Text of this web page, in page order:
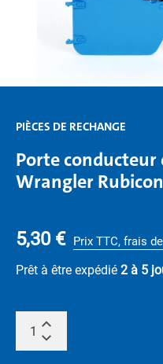
PIÈCES DE RECHANGE
Porte conducteur
Wrangler
5,30 € Prix TTC, frais
Prêt à être expédié 2 à 5